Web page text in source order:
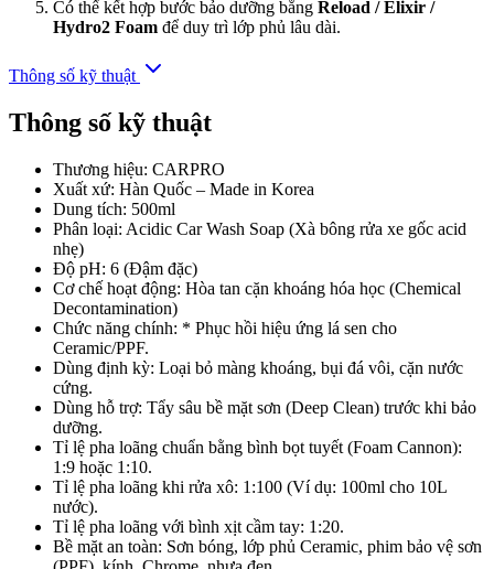
Có thể kết hợp bước bảo dưỡng bằng Reload / Elixir /
Hydro2 Foam để duy trì lớp phủ lâu dài.
Thông số kỹ thuật
Thông số kỹ thuật
Thương hiệu: CARPRO
Xuất xứ: Hàn Quốc – Made in Korea
Dung tích: 500ml
Phân loại: Acidic Car Wash Soap (Xà bông rửa xe gốc acid
nhẹ)
Độ pH: 6 (Đậm đặc)
Cơ chế hoạt động: Hòa tan cặn khoáng hóa học (Chemical
Decontamination)
Chức năng chính: * Phục hồi hiệu ứng lá sen cho
Ceramic/PPF.
Dùng định kỳ: Loại bỏ màng khoáng, bụi đá vôi, cặn nước
cứng.
Dùng hỗ trợ: Tẩy sâu bề mặt sơn (Deep Clean) trước khi bảo
dưỡng.
Tỉ lệ pha loãng chuẩn bằng bình bọt tuyết (Foam Cannon):
1:9 hoặc 1:10.
Tỉ lệ pha loãng khi rửa xô: 1:100 (Ví dụ: 100ml cho 10L
nước).
Tỉ lệ pha loãng với bình xịt cầm tay: 1:20.
Bề mặt an toàn: Sơn bóng, lớp phủ Ceramic, phim bảo vệ sơn